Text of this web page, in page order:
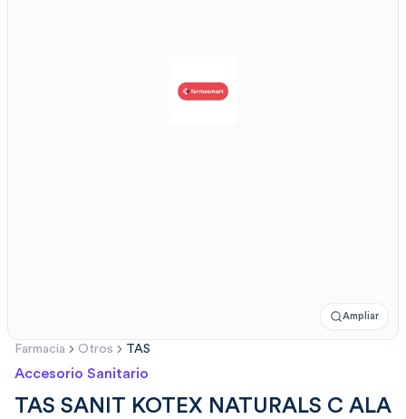
Ampliar
Farmacia Otros TAS
Accesorio Sanitario
TAS SANIT KOTEX NATURALS C ALA